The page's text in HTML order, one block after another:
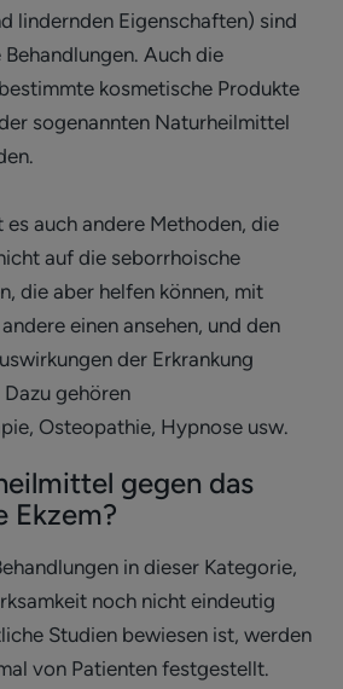
lindernden Eigenschaften) sind
Auch die
kosmetische Produkte
sogenannten Naturheilmittel
auch andere Methoden, die
auf die seborrhoische
die aber helfen können, mit
einen ansehen, und den
der Erkrankung
gehören
Osteopathie, Hypnose usw.
gegen das
Ekzem?
in dieser Kategorie,
noch nicht eindeutig
Studien bewiesen ist, werden
von Patienten festgestellt.